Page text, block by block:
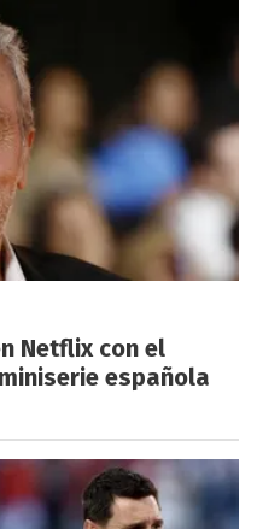
Netflix con el
española